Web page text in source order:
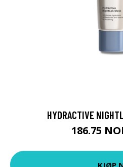
HYDRACTIVE
186.75
KJØP